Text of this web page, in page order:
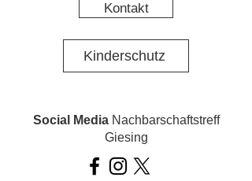
Kontakt
Kinderschutz
Social MediaNachbarschaftstreff
Giesing